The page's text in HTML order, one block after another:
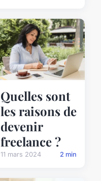
Quelles sont
les raisons de
devenir
freelance ?
11 mars 2024 2 min